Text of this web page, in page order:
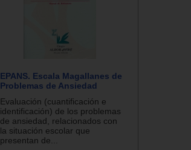
EPANS. Escala Magallanes de
Problemas de Ansiedad
Evaluación (cuantificación e
identificación) de los problemas
de ansiedad, relacionados con
la situación escolar que
presentan de...